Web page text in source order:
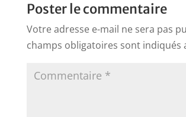
Poster le commentaire
Votre adresse e-mail ne sera pas
champs obligatoires sont indiqués